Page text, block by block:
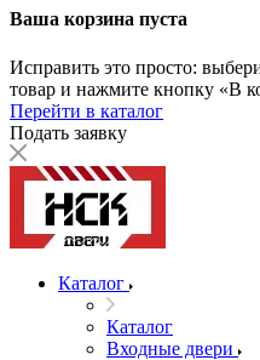
Ваша корзина пуста
Исправить это просто:
товар и нажмите кнопку «В
Перейти в каталог
Подать заявку
Каталог
Каталог
Входные двери